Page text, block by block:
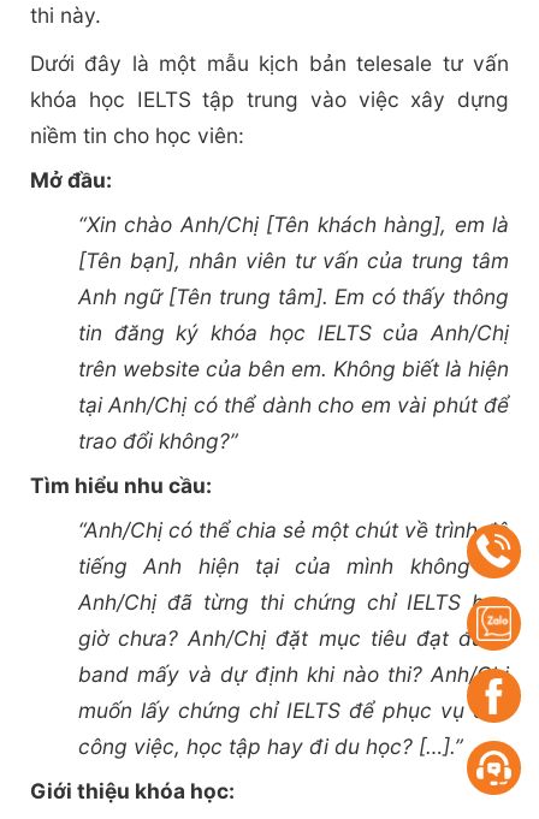
thi này.
Dưới đây là một mẫu kịch bản telesale tư vấn
khóa học IELTS tập trung vào việc xây dựng
niềm tin cho học viên:
Mở đầu:
“Xin chào Anh/Chị [Tên khách hàng], em là
[Tên bạn], nhân viên tư vấn của trung tâm
Anh ngữ [Tên trung tâm]. Em có thấy thông
tin đăng ký khóa học IELTS của Anh/Chị
trên website của bên em. Không biết là hiện
tại Anh/Chị có thể dành cho em vài phút để
trao đổi không?”
Tìm hiểu nhu cầu:
“Anh/Chị có thể chia sẻ một chút về trình độ
tiếng Anh hiện tại của mình không ạ?
Anh/Chị đã từng thi chứng chỉ IELTS bao
giờ chưa? Anh/Chị đặt mục tiêu đạt được
band mấy và dự định khi nào thi? Anh/Chị
muốn lấy chứng chỉ IELTS để phục vụ cho
công việc, học tập hay đi du học? […].”
Giới thiệu khóa học: